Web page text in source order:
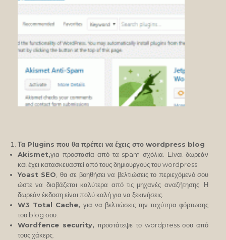
Τα Plugins που θα πρέπει να έχεις στο wordpress blog
Akismet,για προστασία από τα spam σχόλια. Είναι δωρεάν
και έχει κατασκευαστεί από τους δημιουργούς του wordpress.
Yoast SEO, θα σε βοηθήσει να βελτιώσεις το περιεχόμενό σου
ώστε να διαβάζεται καλύτερα από τις μηχανές αναζήτησης. Η
δωρεάν έκδοση είναι πολύ καλή για να ξεκινήσεις.
W3 Total Cache, για να βελτιώσεις την ταχύτητα φόρτωσης
του blog σου.
Wordfence security,προστάτεψε το wordpress σου από
τους χάκερς.